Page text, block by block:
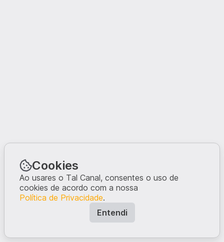
Cookies
Ao usares o Tal Canal, consentes o uso de
cookies de acordo com a nossa
Política de Privacidade.
Entendi